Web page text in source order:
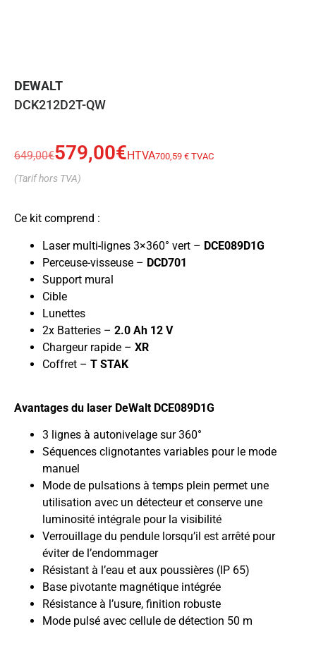
DEWALT
DCK212D2T-QW
649,00€579,00€HTVA700,59 € TVAC
(Tarif hors TVA)
Ce kit comprend :
Laser multi-lignes 3×360° vert – DCE089D1G
Perceuse-visseuse – DCD701
Support mural
Cible
Lunettes
2x Batteries – 2.0 Ah 12 V
Chargeur rapide – XR
Coffret – T STAK
Avantages du laser DeWalt DCE089D1G
3 lignes à autonivelage sur 360°
Séquences clignotantes variables pour le mode
manuel
Mode de pulsations à temps plein permet une
utilisation avec un détecteur et conserve une
luminosité intégrale pour la visibilité
Verrouillage du pendule lorsqu’il est arrêté pour
éviter de l’endommager
Résistant à l’eau et aux poussières (IP 65)
Base pivotante magnétique intégrée
Résistance à l’usure, finition robuste
Mode pulsé avec cellule de détection 50 m